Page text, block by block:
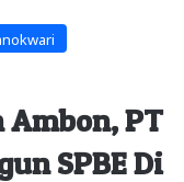
Ambon, PT
SPBE Di